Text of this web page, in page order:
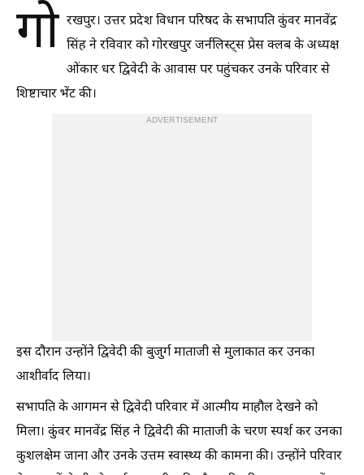
गो रखपुर। उत्तर प्रदेश विधान परिषद के सभापति कुंवर मानवेंद्र
सिंह ने रविवार को गोरखपुर जर्नलिस्ट्स प्रेस क्लब के अध्यक्ष
ओंकार धर द्विवेदी के आवास पर पहुंचकर उनके परिवार से
शिष्टाचार भेंट की।
ADVERTISEMENT
इस दौरान उन्होंने द्विवेदी की बुजुर्ग माताजी से मुलाकात कर उनका
आशीर्वाद लिया।
सभापति के आगमन से द्विवेदी परिवार में आत्मीय माहौल देखने को
मिला। कुंवर मानवेंद्र सिंह ने द्विवेदी की माताजी के चरण स्पर्श कर उनका
कुशलक्षेम जाना और उनके उत्तम स्वास्थ्य की कामना की। उन्होंने परिवार